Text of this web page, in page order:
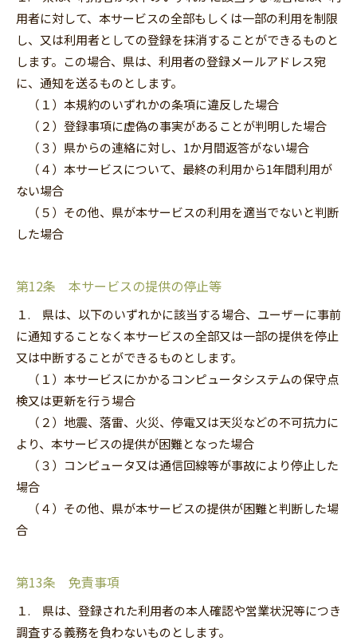
用者に対して、本サービスの全部もしくは一部の利用を制限
し、又は利用者としての登録を抹消することができるものと
します。この場合、県は、利用者の登録メールアドレス宛
に、通知を送るものとします。
（１）本規約のいずれかの条項に違反した場合
（２）登録事項に虚偽の事実があることが判明した場合
（３）県からの連絡に対し、1か月間返答がない場合
（４）本サービスについて、最終の利用から1年間利用が
ない場合
（５）その他、県が本サービスの利用を適当でないと判断
した場合
第12条 本サービスの提供の停止等
１. 県は、以下のいずれかに該当する場合、ユーザーに事前
に通知することなく本サービスの全部又は一部の提供を停止
又は中断することができるものとします。
（１）本サービスにかかるコンピュータシステムの保守点
検又は更新を行う場合
（２）地震、落雷、火災、停電又は天災などの不可抗力に
より、本サービスの提供が困難となった場合
（３）コンピュータ又は通信回線等が事故により停止した
場合
（４）その他、県が本サービスの提供が困難と判断した場
合
第13条 免責事項
１. 県は、登録された利用者の本人確認や営業状況等につき
調査する義務を負わないものとします。